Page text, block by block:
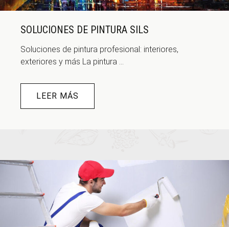
SOLUCIONES DE PINTURA SILS
Soluciones de pintura profesional: interiores,
exteriores y más La pintura ...
LEER MÁS